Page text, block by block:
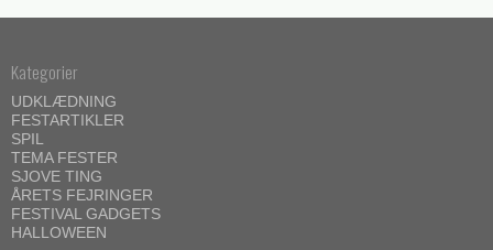
Kategorier
UDKLÆDNING
FESTARTIKLER
SPIL
TEMA FESTER
SJOVE TING
ÅRETS FEJRINGER
FESTIVAL GADGETS
HALLOWEEN